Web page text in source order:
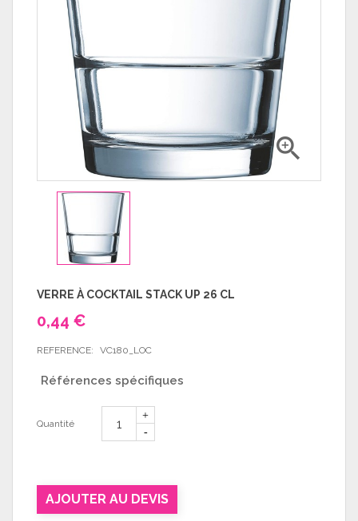

VERRE À COCKTAIL STACK UP 26 CL
0,44 €
REFERENCE: VC180_LOC
Références spécifiques
Quantité
AJOUTER AU DEVIS